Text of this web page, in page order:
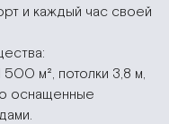
и каждый час своей
м², потолки 3,8 м,
оснащенные